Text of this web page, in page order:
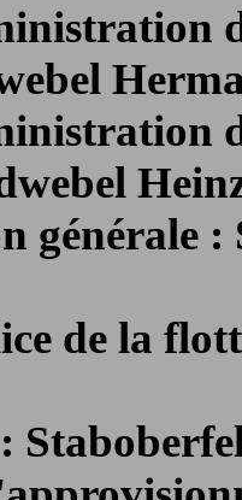
générale
de la